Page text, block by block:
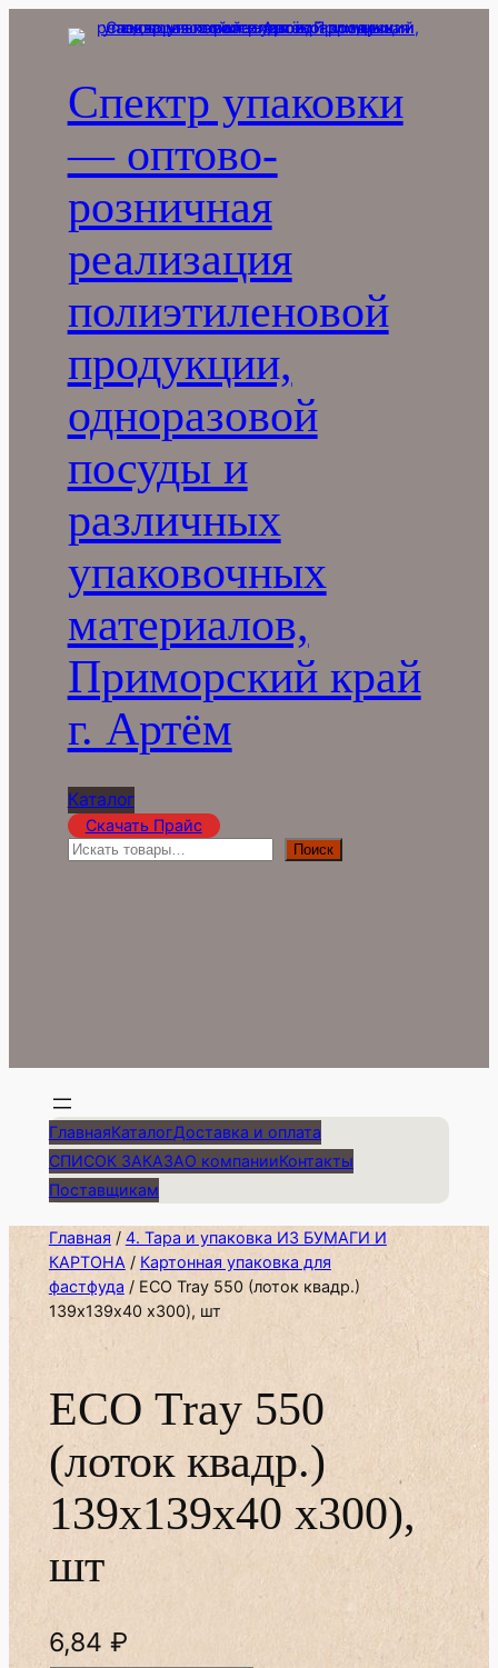
Перейти
Спектр упаковки
— оптово-
розничная
реализация
полиэтиленовой
продукции,
одноразовой
посуды и
различных
упаковочных
материалов,
Приморский край
г. Артём
Каталог
Скачать Прайс
П
Поиск
ГлавнаяКаталогДоставка и оплата
СПИСОК ЗАКАЗАО компанииКонтакты
Поставщикам
Главная / 4. Тара и упаковка ИЗ БУМАГИ И
КАРТОНА / Картонная упаковка для
фастфуда / ЕСО Tray 550 (лоток квадр.)
139х139х40 х300), шт
ЕСО Tray 550
(лоток квадр.)
139х139х40 х300),
шт
6,84 ₽